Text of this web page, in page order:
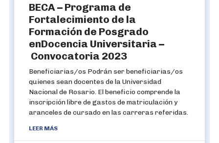
BECA – Programa de
Fortalecimiento de la
Formación de Posgrado
enDocencia Universitaria –
Convocatoria 2023
Beneficiarias/os Podrán ser beneficiarias/os
quienes sean docentes de la Universidad
Nacional de Rosario. El beneficio comprende la
inscripción libre de gastos de matriculación y
aranceles de cursado en las carreras referidas.
LEER MÁS